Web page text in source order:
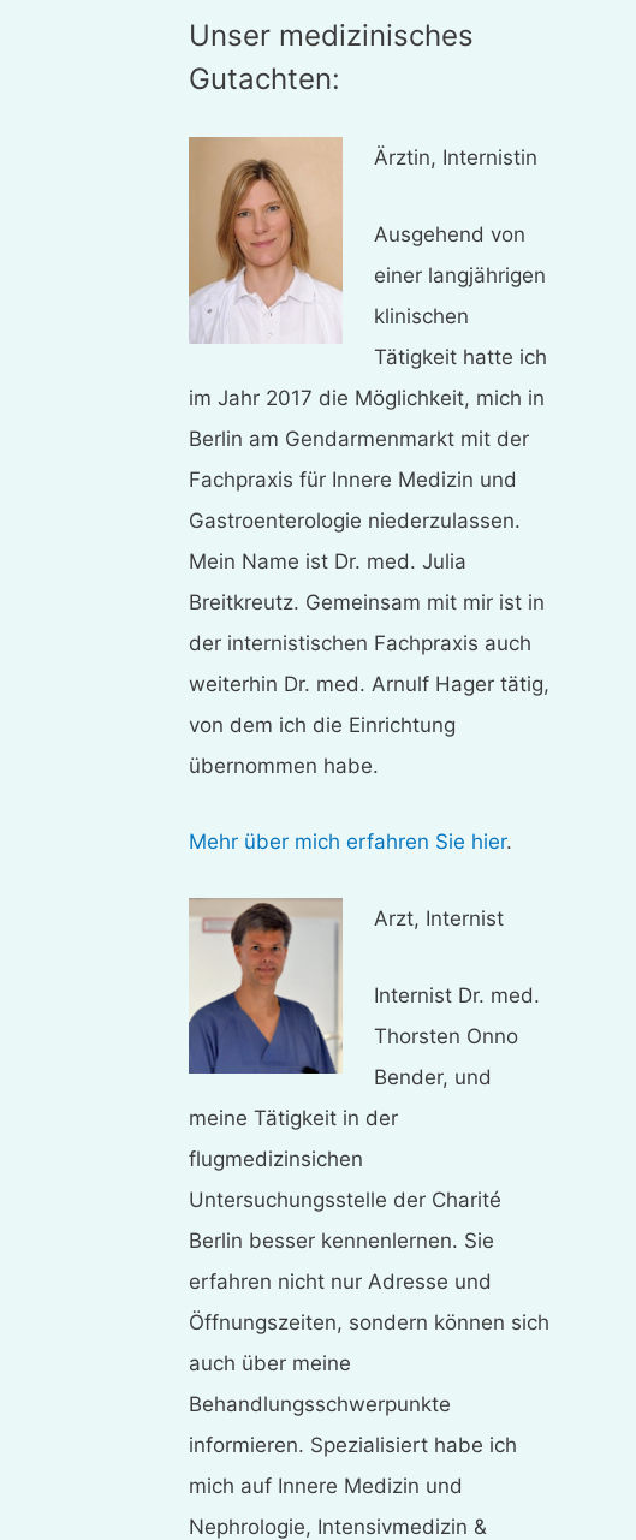
Unser medizinisches
Gutachten:
Ärztin, Internistin
Ausgehend von
einer langjährigen
klinischen
Tätigkeit hatte ich
im Jahr 2017 die Möglichkeit, mich in
Berlin am Gendarmenmarkt mit der
Fachpraxis für Innere Medizin und
Gastroenterologie niederzulassen.
Mein Name ist Dr. med. Julia
Breitkreutz. Gemeinsam mit mir ist in
der internistischen Fachpraxis auch
weiterhin Dr. med. Arnulf Hager tätig,
von dem ich die Einrichtung
übernommen habe.
Mehr über mich erfahren Sie hier.
Arzt, Internist
Internist Dr. med.
Thorsten Onno
Bender, und
meine Tätigkeit in der
flugmedizinsichen
Untersuchungsstelle der Charité
Berlin besser kennenlernen. Sie
erfahren nicht nur Adresse und
Öffnungszeiten, sondern können sich
auch über meine
Behandlungsschwerpunkte
informieren. Spezialisiert habe ich
mich auf Innere Medizin und
Nephrologie, Intensivmedizin &